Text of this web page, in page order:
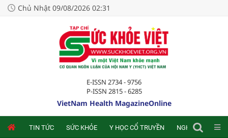
Chủ Nhật 09/08/2026 02:31
E-ISSN 2734 - 9756
P-ISSN 2815 - 6285
VietNam Health MagazineOnline
TIN TỨC SỨC KHỎE Y HỌC CỔ TRUYỀN NGHIÊN CỨU